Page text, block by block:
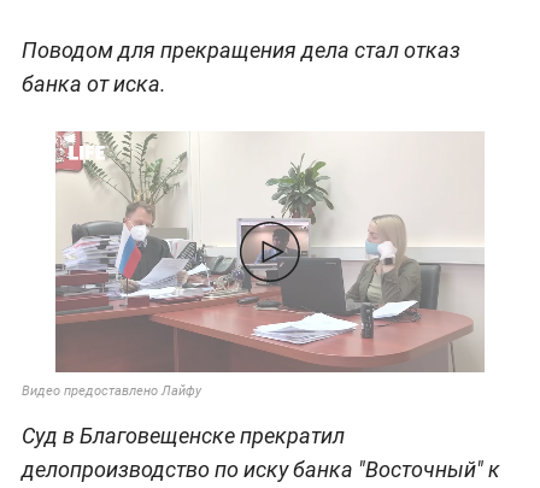
Поводом для прекращения дела стал отказ
банка от иска.
Видео предоставлено Лайфу
Суд в Благовещенске прекратил
делопроизводство по иску банка "Восточный" к